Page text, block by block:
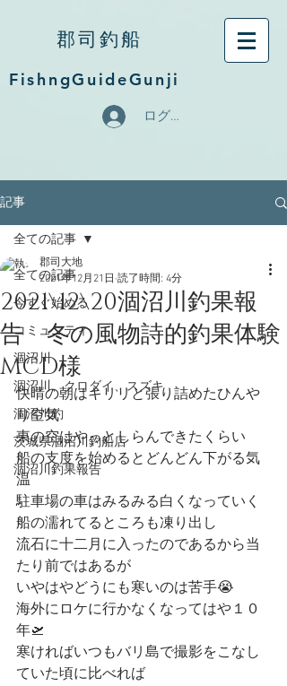
郡司釣船
FishngGuideGunji
ログイン
記事
全ての記事
今すぐ始める
コミュニティ
涸沼川
涸沼川、クロダイ、スズキ
涸沼川釣
茨城県涸沼川釣船店
涸沼川釣果報告
全ての記事
2021\12\20涸沼川釣果報
告 冬の風物詩的釣果体験
MCD様
郡司大地
2021年12月21日 読了時間: 4分
快晴の朝はキリリと張り詰めたひんや
り空気
東の空はやっとしらんできたくらい
船の支度を始めるとどんどん下がる気
温
駐車場の車はみるみる白くなっていく
船の濡れてるところも凍り出し
流石に十二月に入ったのであるから当
たり前ではあるが
いやはやどうにも寒いのは苦手😭
海外にロケに行かなくなってはや１０
年🛫
寒ければいつもバリ島で撮影をこなし
ていた頃に比べれば